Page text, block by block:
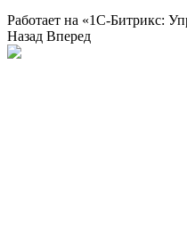
Работает на «1С-Битрикс:
Назад Вперед